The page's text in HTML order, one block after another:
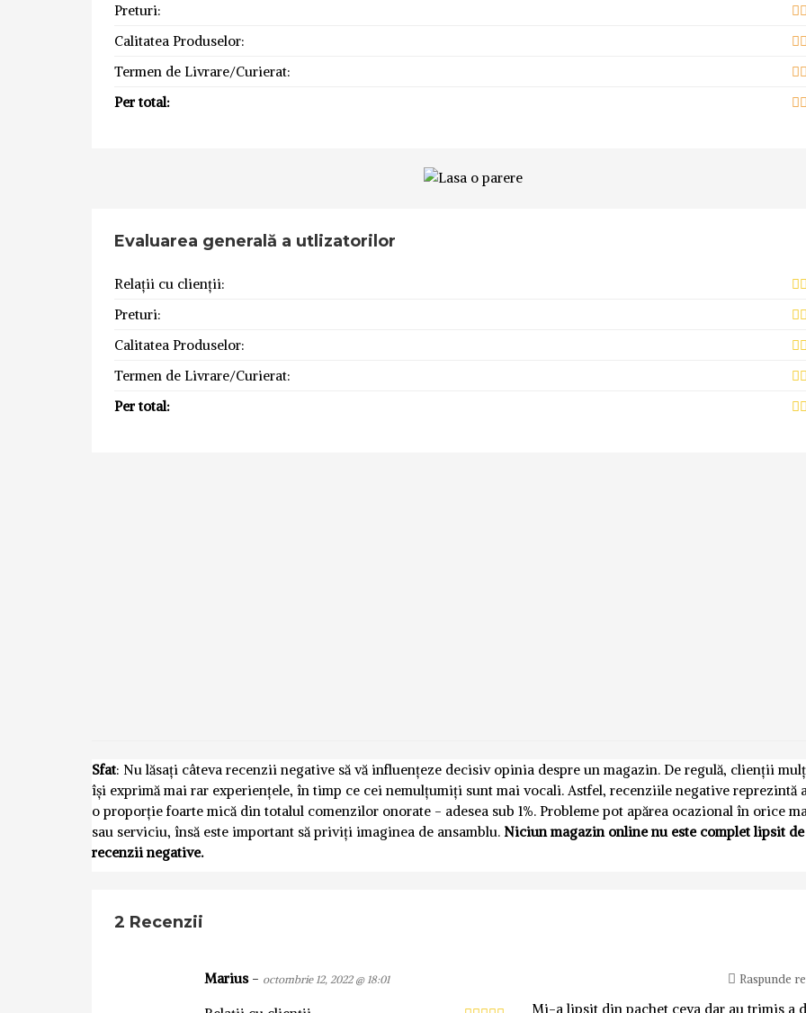
Preturi:
Calitatea Produselor:
Termen de Livrare/Curierat:
Per total:
Evaluarea generală a utlizatorilor
Relații cu clienții:
Preturi:
Calitatea Produselor:
Termen de Livrare/Curierat:
Per total:
Sfat: Nu lăsați câteva recenzii negative să vă influențeze decisiv opinia despre un magazin. De regulă, clienții
își exprimă mai rar experiențele, în timp ce cei nemulțumiți sunt mai vocali. Astfel, recenziile negative reprezintă
o proporție foarte mică din totalul comenzilor onorate - adesea sub 1%. Probleme pot apărea ocazional în orice
sau serviciu, însă este important să priviți imaginea de ansamblu. Niciun magazin online nu este complet lipsit de
recenzii negative.
2 Recenzii
Marius- octombrie 12, 2022 @ 18:01 Raspunde
Mi-a lipsit din pachet ceva dar au trimis a